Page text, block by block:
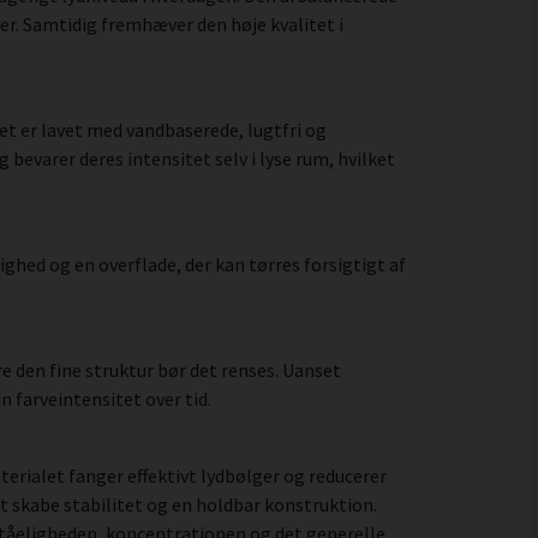
Samtidig fremhæver den høje kvalitet i
er lavet med vandbaserede, lugtfri og
bevarer deres intensitet selv i lyse rum, hvilket
og en overflade, der kan tørres forsigtigt af
den fine struktur bør det renses. Uanset
farveintensitet over tid.
fanger effektivt lydbølger og reducerer
skabe stabilitet og en holdbar konstruktion.
koncentrationen og det generelle